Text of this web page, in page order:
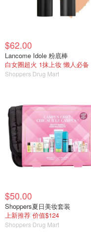
$62.00
Lancome Idole 粉底棒
白女圈超火 1抹上妆 懒人必备
Shoppers Drug Mart
$50.00
Shoppers夏日美妆套装
上新推荐 价值$124
Shoppers Drug Mart